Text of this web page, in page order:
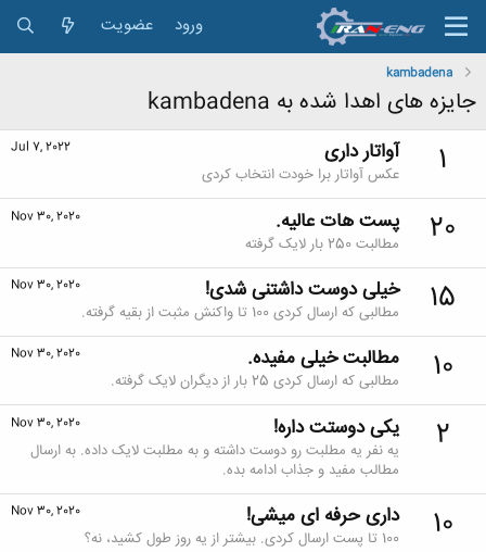
ورود عضویت
kambadena
جایزه های اهدا شده به kambadena
1
Jul 7, 2022 آواتار داری
عکس آواتار برا خودت انتخاب کردی
20
Nov 30, 2020 پست هات عالیه.
مطالبت 250 بار لایک گرفته
15
Nov 30, 2020 خیلی دوست داشتنی شدی!
مطالبی که ارسال کردی 100 تا واکنش مثبت از بقیه گرفته.
10
Nov 30, 2020 مطالبت خیلی مفیده.
مطالبی که ارسال کردی 25 بار از دیگران لایک گرفته.
2
Nov 30, 2020 یکی دوستت داره!
یه نفر یه مطلبت رو دوست داشته و به مطلبت لایک داده. به ارسال
مطالب مفید و جذاب ادامه بده.
10
Nov 30, 2020 داری حرفه ای میشی!
100 تا پست ارسال کردی. بیشتر از یه روز طول کشید، نه؟